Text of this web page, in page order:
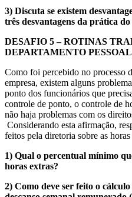
3) Discuta se existem
três desvantagens da prática
DESAFIO 5 – ROTINAS
DEPARTAMENTO PESSOAL
Como foi percebido no processo
empresa, existem alguns
ponto dos funcionários que
controle de ponto, o controle de
não haja problemas com os
Considerando esta afirmação,
feitos pela diretoria sobre as
1) Qual o percentual mínimo
horas extras?
2) Como deve ser feito o